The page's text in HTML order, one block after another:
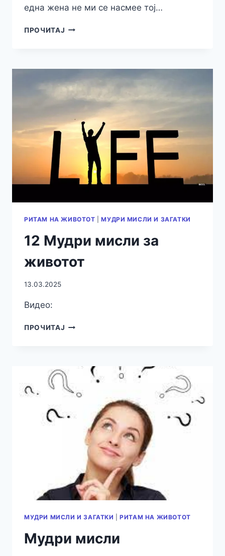
една жена не ми се насмее тој…
ПРОЧИТАЈ ЦИТАТИ
РИТАМ НА ЖИВОТОТ |МУДРИ МИСЛИ И ЗАГАТКИ
12 Мудри мисли за
животот
13.03.2025
Видео:
ПРОЧИТАЈ
ЖИВОТОТ
МУДРИ МИСЛИ И ЗАГАТКИ |РИТАМ НА ЖИВОТОТ
Мудри мисли